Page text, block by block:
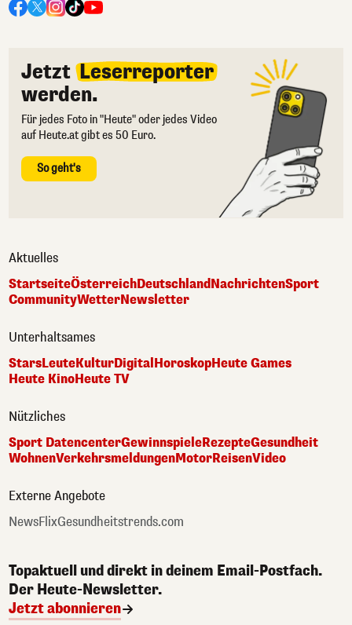
Jetzt Leserreporter
werden.
Für jedes Foto in "Heute" oder jedes Video
auf Heute.at gibt es 50 Euro.
So geht's
Aktuelles
StartseiteÖsterreichDeutschlandNachrichtenSport
CommunityWetterNewsletter
Unterhaltsames
StarsLeuteKulturDigital HoroskopHeute Games
Heute KinoHeute TV
Nützliches
Sport DatencenterGewinnspieleRezepteGesundheit
WohnenVerkehrsmeldungenMotorReisenVideo
Externe Angebote
NewsFlixGesundheitstrends.com
Topaktuell und direkt in deinem Email-Postfach.
Der Heute-Newsletter.
Jetzt abonnieren